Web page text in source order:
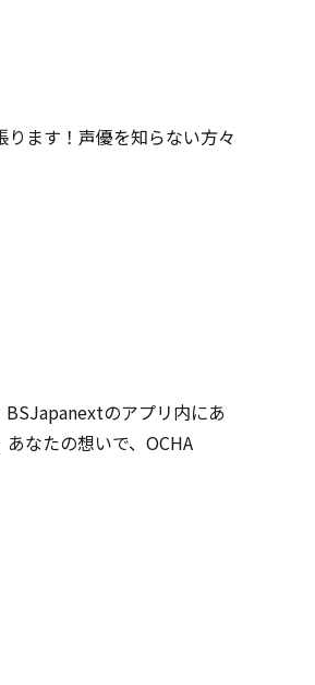
ます！声優を知らない方々
のアプリ内にあ
なたの想いで、OCHA